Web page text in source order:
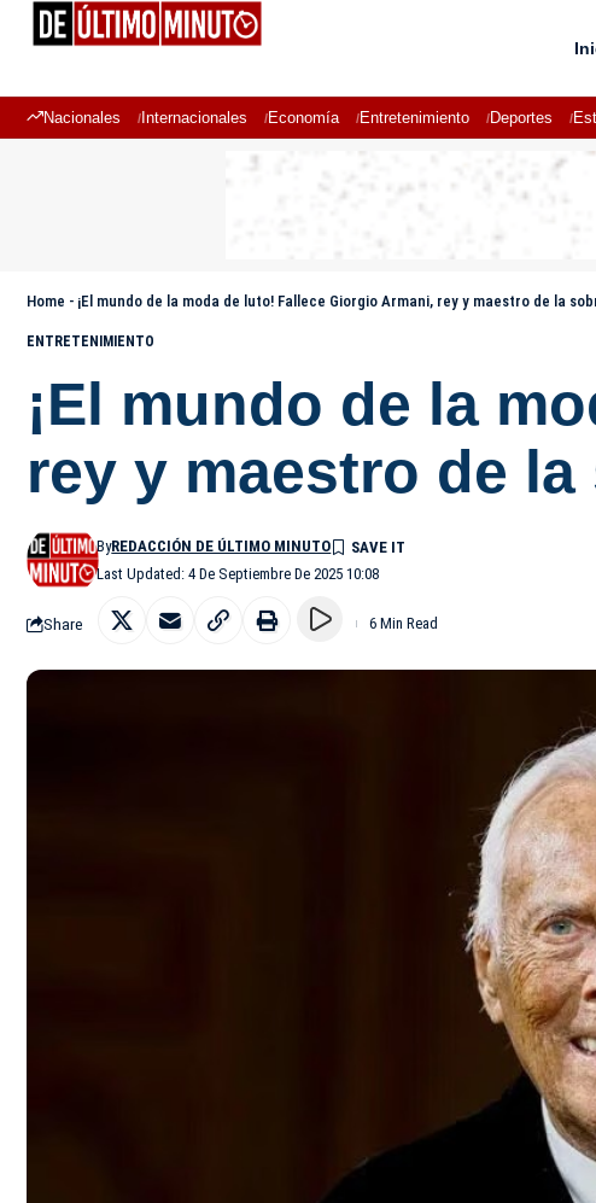
Nacionales Internacionales Economía Entretenimiento Deportes
Home - ¡El mundo de la moda de luto! Fallece Giorgio Armani, rey y maestro de la
ENTRETENIMIENTO
¡El mundo de la
rey y maestro de
Last Updated: 4 De Septiembre De 2025 10:08
ByREDACCIÓN DE ÚLTIMO MINUTO
Share 6 Min Read